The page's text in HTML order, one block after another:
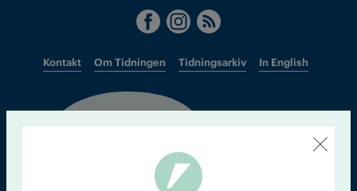
Kontakt Om Tidningen Tidningsarkiv In English
Läs tidigare